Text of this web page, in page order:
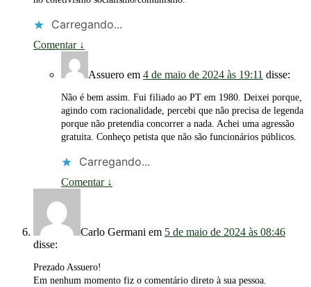
Carregando...
Comentar ↓
Assuero em 4 de maio de 2024 às 19:11 disse:
Não é bem assim. Fui filiado ao PT em 1980. Deixei porque,
agindo com racionalidade, percebi que não precisa de legenda
porque não pretendia concorrer a nada. Achei uma agressão
gratuita. Conheço petista que não são funcionários públicos.
Carregando...
Comentar ↓
Carlo Germani em 5 de maio de 2024 às 08:46
disse:
Prezado Assuero!
Em nenhum momento fiz o comentário direto à sua pessoa.